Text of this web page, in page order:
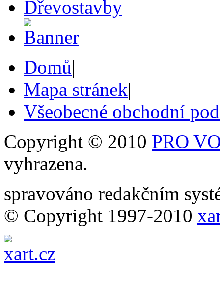
Domů|
Mapa stránek|
Všeobecné obchodní
Copyright © 2010 PRO
vyhrazena.
spravováno redakčním
© Copyright 1997-2010